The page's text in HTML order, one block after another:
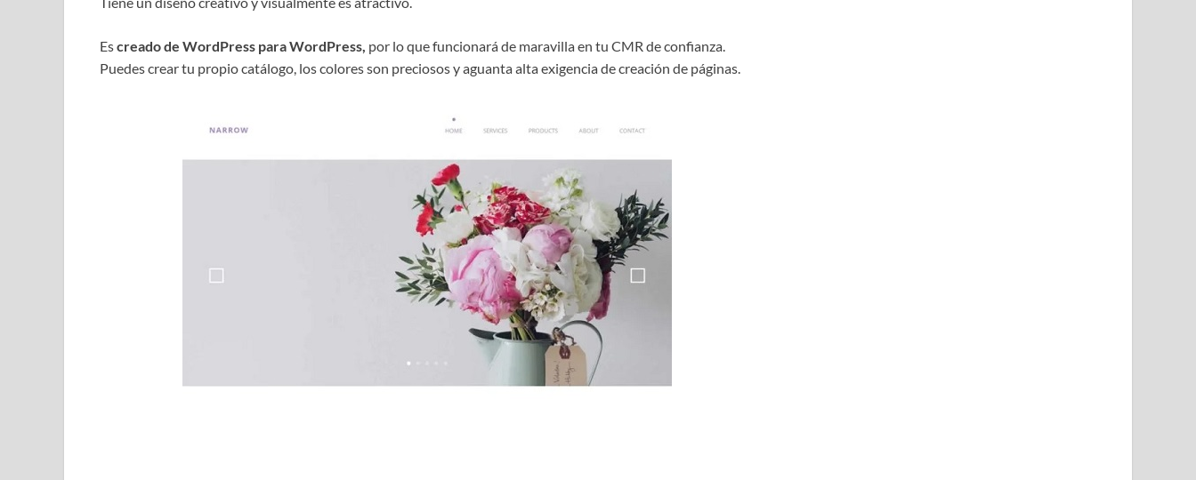
Escreado de WordPress para WordPress, por lo que funcionará de maravilla en tu CMR de confianza.
Puedes crear tu propio catálogo, los colores son preciosos y aguanta alta exigencia de creación de páginas.